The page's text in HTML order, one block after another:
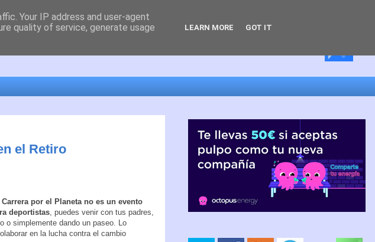
el Retiro
Carrera por el Planeta no es un evento
deportistas, puedes venir con tus padres,
o simplemente dando un paseo. Lo
en la lucha contra el cambio
Your IP address and user-agent
quality of service, generate usage
LEARN MORE GOT IT